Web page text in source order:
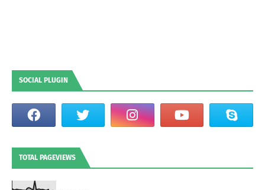
SOCIAL PLUGIN
TOTAL PAGEVIEWS